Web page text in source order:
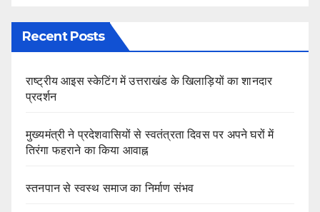
Recent Posts
राष्ट्रीय आइस स्केटिंग में उत्तराखंड के खिलाड़ियों का शानदार
प्रदर्शन
मुख्यमंत्री ने प्रदेशवासियों से स्वतंत्रता दिवस पर अपने घरों में
तिरंगा फहराने का किया आवाह्न
स्तनपान से स्वस्थ समाज का निर्माण संभव